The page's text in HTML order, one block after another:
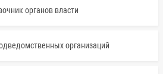
органов власти
организаций